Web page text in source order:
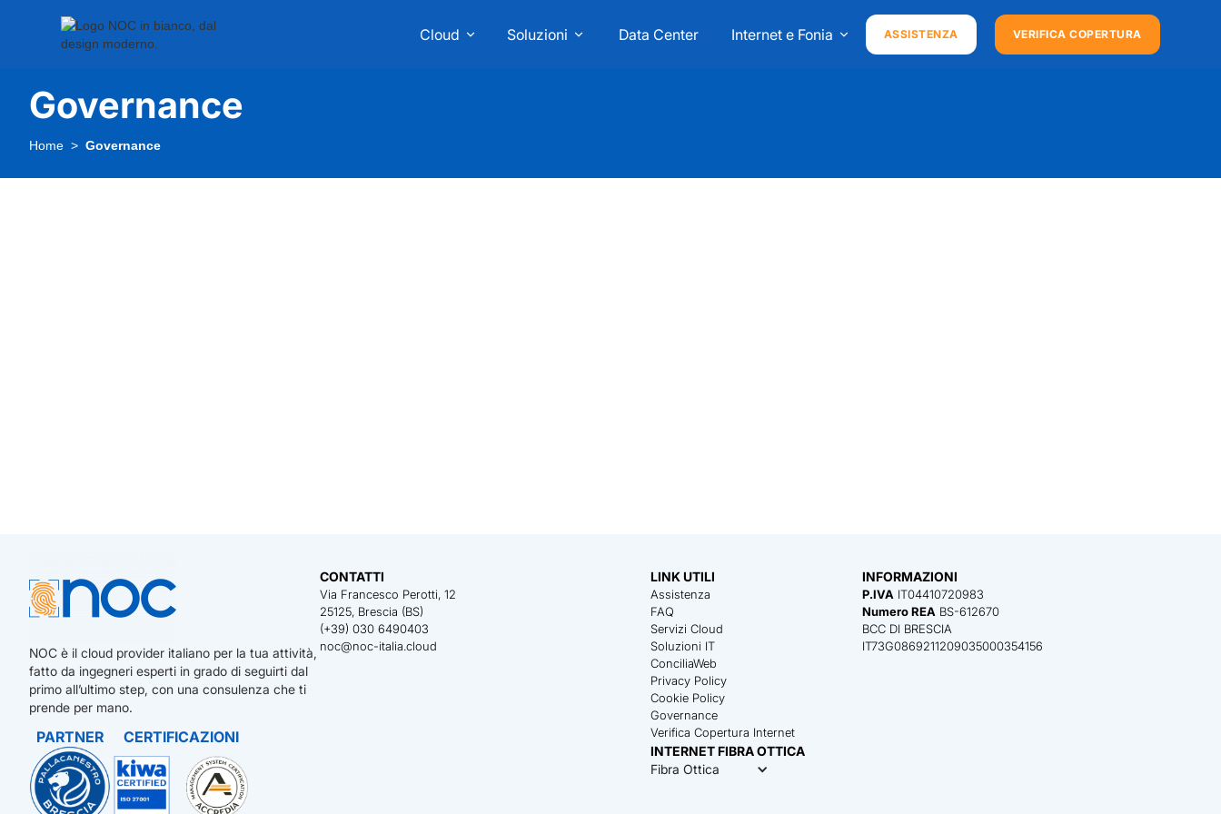
Cloud Soluzioni Data Center Internet e Fonia ASSISTENZA VERIFICA COPERTURA
Governance
Home Governance
NOC è il cloud provider italiano per la tua attività,
fatto da ingegneri esperti in grado di seguirti dal
primo all’ultimo step, con una consulenza che ti
prende per mano.
PARTNER CERTIFICAZIONI
CONTATTI
Via Francesco Perotti, 12
25125, Brescia (BS)
(+39) 030 6490403
noc@noc-italia.cloud
LINK UTILI
Assistenza
FAQ
Servizi Cloud
Soluzioni IT
ConciliaWeb
Privacy Policy
Cookie Policy
Governance
Verifica Copertura Internet
INTERNET FIBRA OTTICA
Fibra Ottica
INFORMAZIONI
P.IVA IT04410720983
Numero REA BS-612670
BCC DI BRESCIA
IT73G0869211209035000354156